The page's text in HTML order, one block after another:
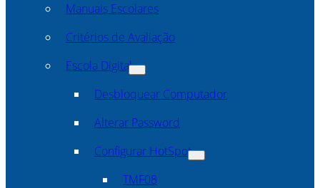
Manuais Escolares
Critérios de Avaliação
Escola Digital
Desbloquear Computador
Alterar Password
Configurar HotSpot
TMF08